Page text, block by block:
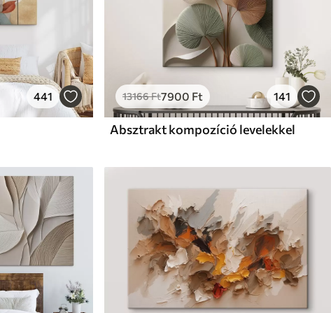
441 13166Ft7900 Ft 141
Absztrakt kompozíció levelekkel